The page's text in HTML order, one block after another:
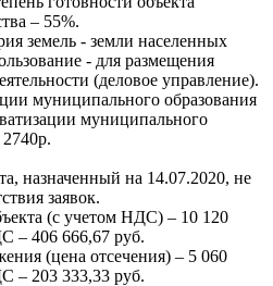
– 55%.
земель - земли населенных
- для размещения
(деловое управление).
муниципального образования
муниципального
назначенный на 14.07.2020, не
заявок.
(с учетом НДС) – 10 120
– 406 666,67 руб.
(цена отсечения) – 5 060
– 203 333,33 руб.